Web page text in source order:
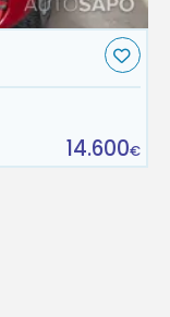
14.600€